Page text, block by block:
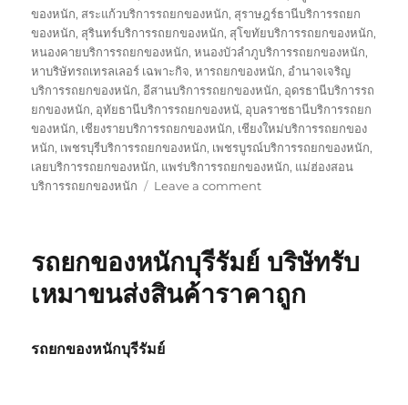
ของหนัก, สระแก้วบริการรถยกของหนัก, สุราษฎร์ธานีบริการรถยก
ของหนัก, สุรินทร์บริการรถยกของหนัก, สุโขทัยบริการรถยกของหนัก,
หนองคายบริการรถยกของหนัก,หนองบัวลำภูบริการรถยกของหนัก,
หาบริษัทรถเทรลเลอร์ เฉพาะกิจ,หารถยกของหนัก, อำนาจเจริญ
บริการรถยกของหนัก, อีสานบริการรถยกของหนัก, อุดรธานีบริการรถ
ยกของหนัก, อุทัยธานีบริการรถยกของหนั, อุบลราชธานีบริการรถยก
ของหนัก, เชียงรายบริการรถยกของหนัก, เชียงใหม่บริการรถยกของ
หนัก, เพชรบุรีบริการรถยกของหนัก, เพชรบูรณ์บริการรถยกของหนัก,
เลยบริการรถยกของหนัก, แพร่บริการรถยกของหนัก, แม่ฮ่องสอน
บริการรถยกของหนัก
Leave a commenton
เลอ
รถยกของหนักบุรีรัมย์ บริษัทรับ
เหมาขนส่งสินค้าราคาถูก
รถยกของหนักบุรีรัมย์